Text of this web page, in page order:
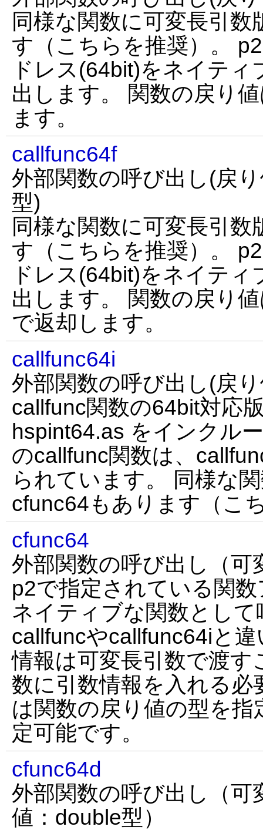
同様な関数に可変長引
す（こちらを推奨）。
ドレス(64bit)をネイテ
出します。 関数の戻り
ます。
callfunc64f
外部関数の呼び出し(戻
型)
同様な関数に可変長引
す（こちらを推奨）。
ドレス(64bit)をネイテ
出します。 関数の戻り
で返却します。
callfunc64i
外部関数の呼び出し(戻
callfunc関数の64bit対応
hspint64.as をインクル
のcallfunc関数は、
られています。 同様な
cfunc64もあります（こ
cfunc64
外部関数の呼び出し（可
p2で指定されている関
ネイティブな関数とし
callfuncやcallfunc64iと
情報は可変長引数で渡す
数に引数情報を入れる
は関数の戻り値の型を
定可能です。
cfunc64d
外部関数の呼び出し（可
値：double型）